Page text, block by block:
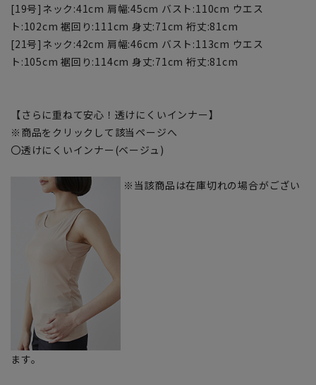
[19号]ネック:41cm 肩幅:45cm バスト:110cm ウエス
ト:102cm 裾回り:111cm 身丈:71cm 裄丈:81cm
[21号]ネック:42cm 肩幅:46cm バスト:113cm ウエス
ト:105cm 裾回り:114cm 身丈:71cm 裄丈:81cm
【さらに重ねて安心！透けにくいインナー】
※商品をクリックして該当ページへ
〇透けにくいインナー(ベージュ)
※当該商品は在庫切れの場合がござい
ます。